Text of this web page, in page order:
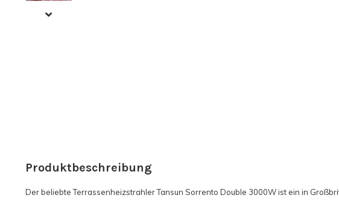
Produktbeschreibung
Der beliebte Terrassenheizstrahler Tansun Sorrento Double 3000W ist ein in